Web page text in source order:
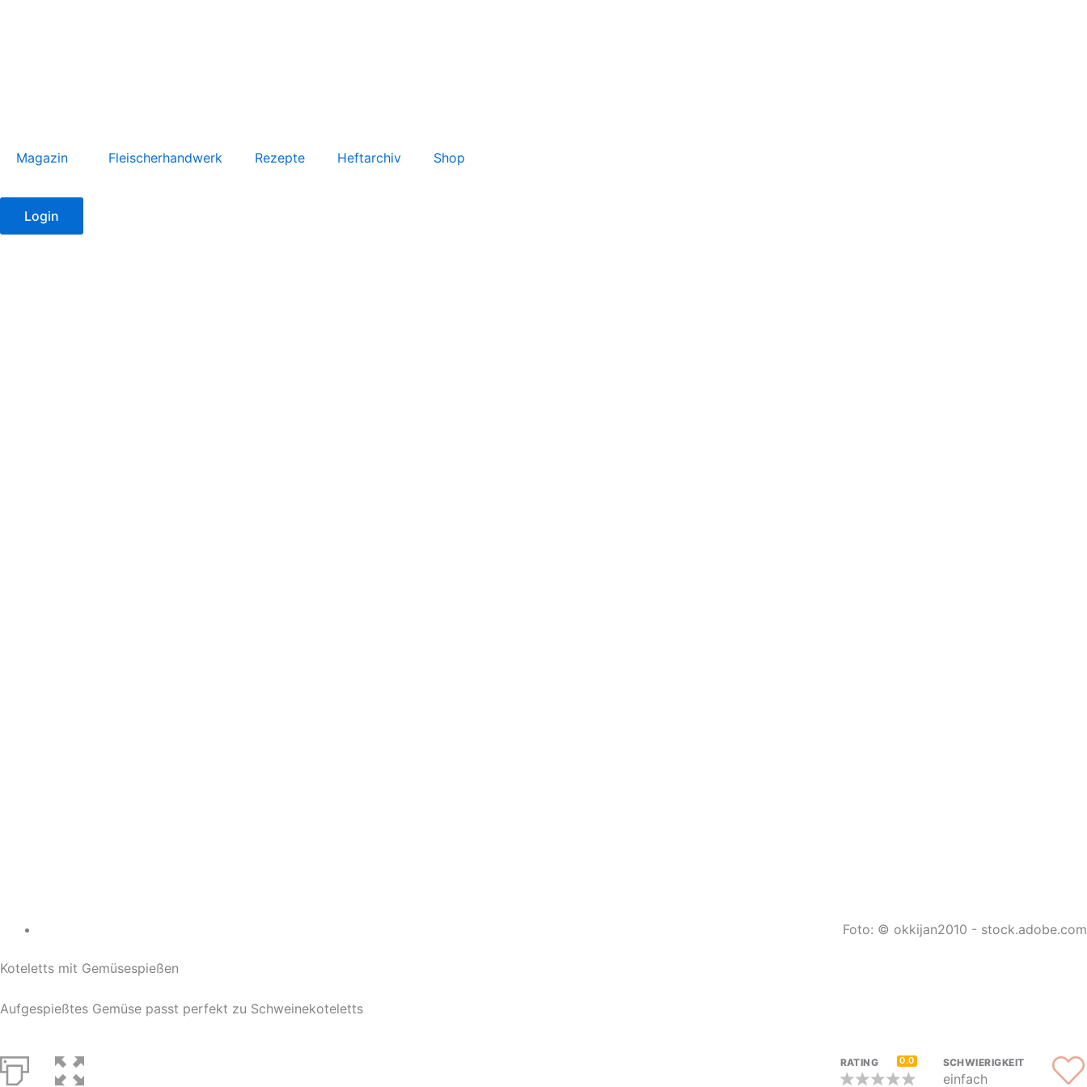
Magazin Fleischerhandwerk Rezepte Heftarchiv Shop
Login
Foto: © okkijan2010 - stock.adobe.com
Koteletts mit Gemüsespießen
Aufgespießtes Gemüse passt perfekt zu Schweinekoteletts
RATING 0.0 SCHWIERIGKEIT
einfach